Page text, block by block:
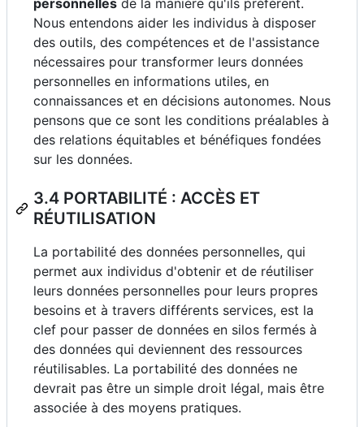
Nous entendons aider les individus à disposer
des outils, des compétences et de l'assistance
nécessaires pour transformer leurs données
personnelles en informations utiles, en
connaissances et en décisions autonomes. Nous
pensons que ce sont les conditions préalables à
des relations équitables et bénéfiques fondées
sur les données.
3.4 PORTABILITÉ : ACCÈS ET
RÉUTILISATION
La portabilité des données personnelles, qui
permet aux individus d'obtenir et de réutiliser
leurs données personnelles pour leurs propres
besoins et à travers différents services, est la
clef pour passer de données en silos fermés à
des données qui deviennent des ressources
réutilisables. La portabilité des données ne
devrait pas être un simple droit légal, mais être
associée à des moyens pratiques.